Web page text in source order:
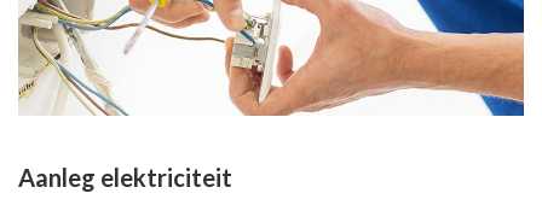
Aanleg elektriciteit